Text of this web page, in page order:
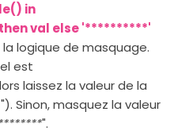
in
then val else '**********'
logique de masquage.
est
laissez la valeur de la
"). Sinon, masquez la valeur
".